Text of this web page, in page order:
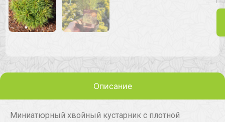
Описание
Миниатюрный хвойный кустарник с плотной